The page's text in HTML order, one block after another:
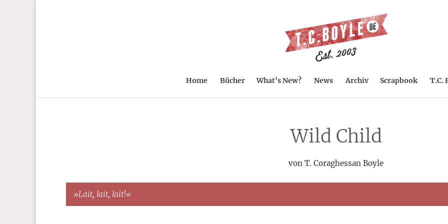
Home Bücher What’s New? News Archiv Scrapbook T.C.
Wild Child
von T. Coraghessan Boyle
»Lait, lait, lait!«